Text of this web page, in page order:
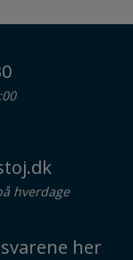
hverdage
her